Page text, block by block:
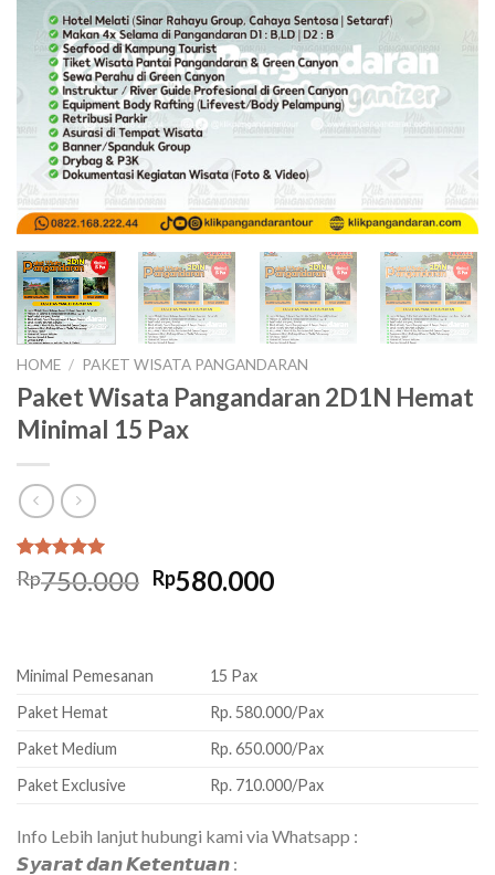
HOME / PAKET WISATA PANGANDARAN
Paket Wisata Pangandaran 2D1N Hemat
Minimal 15 Pax
Rated5.00
out of 5
1
Rp750.000 Original
Rp580.000Current
Minimal Pemesanan
15 Pax
Paket Hemat
Rp. 580.000/Pax
Paket Medium
Rp. 650.000/Pax
Paket Exclusive
Rp. 710.000/Pax
Info Lebih lanjut hubungi kami via Whatsapp :
𝙎𝙮𝙖𝙧𝙖𝙩 𝙙𝙖𝙣 𝙆𝙚𝙩𝙚𝙣𝙩𝙪𝙖𝙣 :